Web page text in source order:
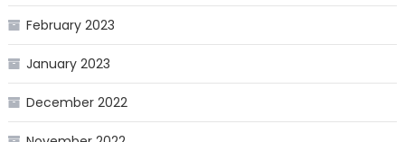
February 2023
January 2023
December 2022